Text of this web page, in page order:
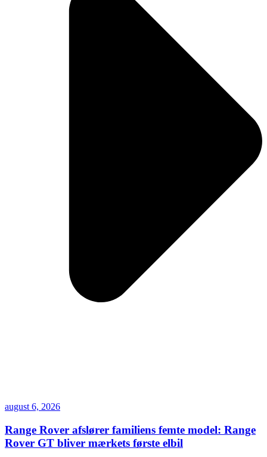
august 6, 2026
Range Rover afslører familiens femte model: Range
Rover GT bliver mærkets første elbil